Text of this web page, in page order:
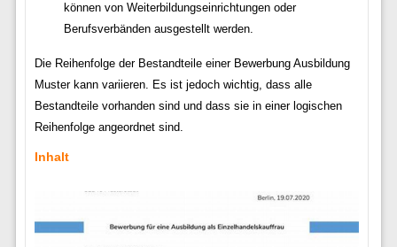
können von Weiterbildungseinrichtungen oder
Berufsverbänden ausgestellt werden.
Die Reihenfolge der Bestandteile einer Bewerbung Ausbildung
Muster kann variieren. Es ist jedoch wichtig, dass alle
Bestandteile vorhanden sind und dass sie in einer logischen
Reihenfolge angeordnet sind.
Inhalt